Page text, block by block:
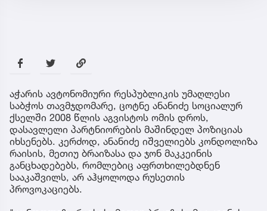
აჭარის ავტონომიური რესპუბლიკის უმაღლესი
საბჭოს თავმჯდომარე, ცოტნე ანანიძე სოციალურ
ქსელში 2008 წლის აგვისტოს ომის დროს,
დასავლელი პარტნიორების მაშინდელ პოზიციას
იხსენებს. კერძოდ, ანანიძე იშველიებს კონდოლიზა
რაისის, მეთიუ ბრაიზასა და ჯონ მაკკეინის
განცხადებებს, რომლებიც აფრთხილებდნენ
სააკაშვილს, არ აჰყოლოდა რუსეთის
პროვოკაციებს.